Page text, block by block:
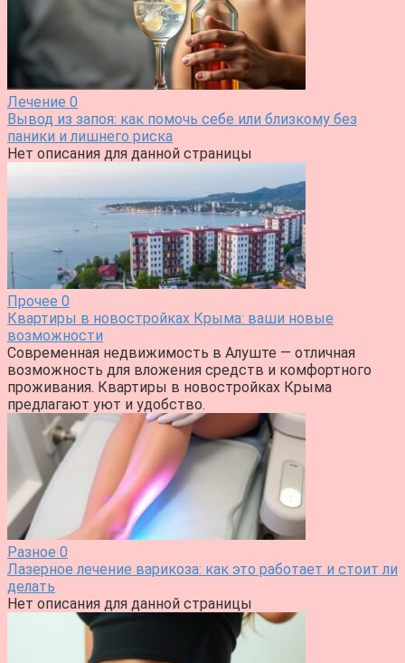
Лечение 0
Вывод из запоя: как помочь себе или близкому без
паники и лишнего риска
Нет описания для данной страницы
Прочее 0
Квартиры в новостройках Крыма: ваши новые
возможности
Современная недвижимость в Алуште — отличная
возможность для вложения средств и комфортного
проживания. Квартиры в новостройках Крыма
предлагают уют и удобство.
Разное 0
Лазерное лечение варикоза: как это работает и стоит ли
делать
Нет описания для данной страницы